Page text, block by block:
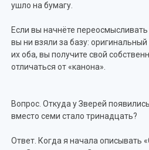
ушло на бумагу.
Если вы начнёте
вы ни взяли за базу:
их оба, вы получите свой
отличаться от «канона».
Вопрос. Откуда у Зверей
вместо семи стало тринадцать?
Ответ. Когда я начала описывать